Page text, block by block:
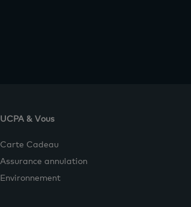
UCPA & Vous
Carte Cadeau
Assurance annulation
Environnement